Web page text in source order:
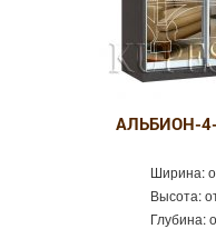
АЛЬБИОН-
Ширина:
Высота:
Глубина: